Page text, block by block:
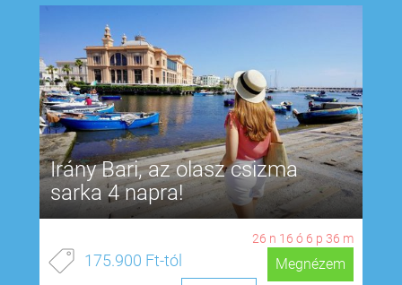
Irány Bari, az olasz csizma
sarka 4 napra!
26 n 16 ó 6 p 35 m
175.900 Ft-tól
Megnézem